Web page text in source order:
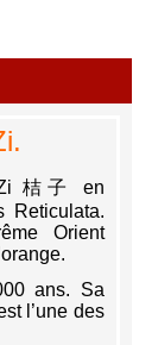
桔子 en
Reticulata.
Orient
ans. Sa
l’une des